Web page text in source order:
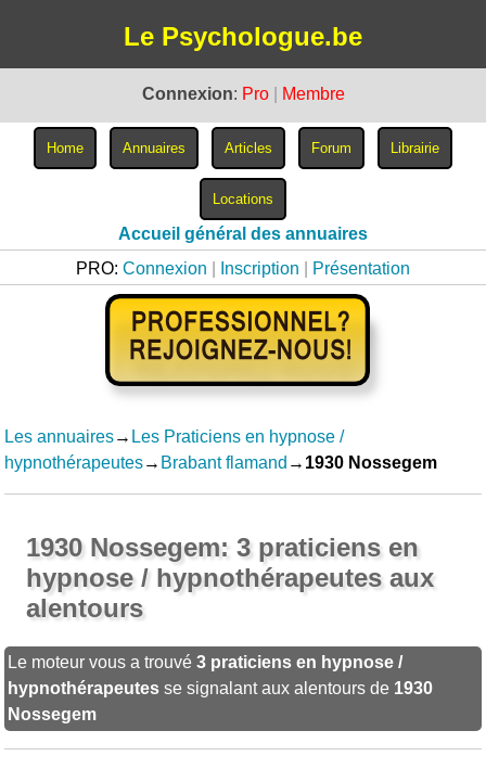
Le Psychologue.be
Connexion: Pro Membre
Accueil général des annuaires
PRO: Connexion Inscription Présentation
Les annuaires→ Les Praticiens en hypnose /
hypnothérapeutes→ Brabant flamand → 1930 Nossegem
1930 Nossegem: 3 praticiens en
hypnose / hypnothérapeutes aux
alentours
Le moteur vous a trouvé3 praticiens en hypnose /
hypnothérapeutes se signalant aux alentours de 1930
Nossegem